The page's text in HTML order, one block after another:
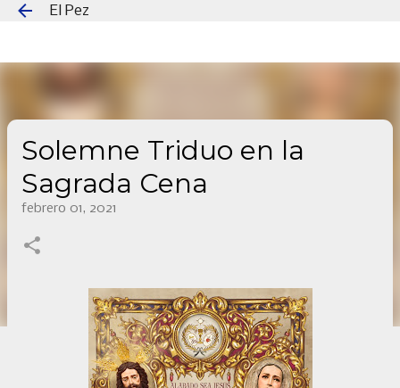
El Pez
Solemne Triduo en la
Sagrada Cena
febrero 01, 2021